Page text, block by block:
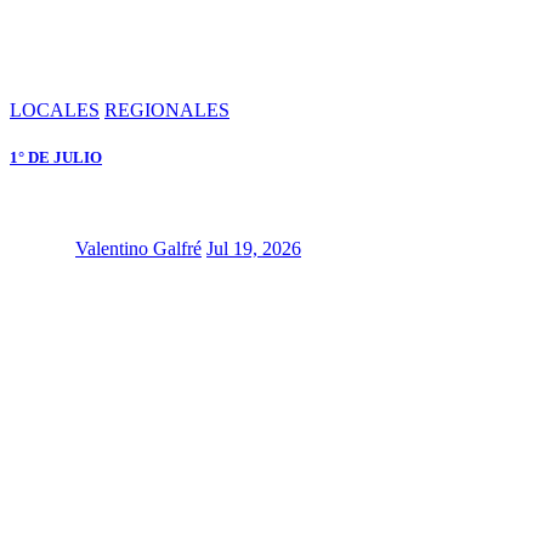
LOCALES REGIONALES
1° DE JULIO
Valentino Galfré Jul 19, 2026